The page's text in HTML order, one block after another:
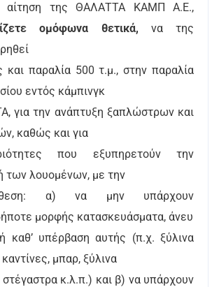
αίτηση της ΘΑΛΑΤΤΑ ΚΑΜΠ Α.Ε.,
ομόφωνα
θετικά, να της
και παραλία 500 τ.μ., στην παραλία
εντός κάμπινγκ
για την ανάπτυξη ξαπλώστρων και
καθώς και για
που εξυπηρετούν την
των λουομένων, με την
α) να μην υπάρχουν
μορφής κατασκευάσματα, άνευ
καθ’ υπέρβαση αυτής (π.χ. ξύλινα
καντίνες, μπαρ, ξύλινα
κ.λ.π.) και β) να υπάρχουν